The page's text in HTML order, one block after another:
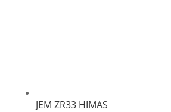
JEM ZR33 HIMAS